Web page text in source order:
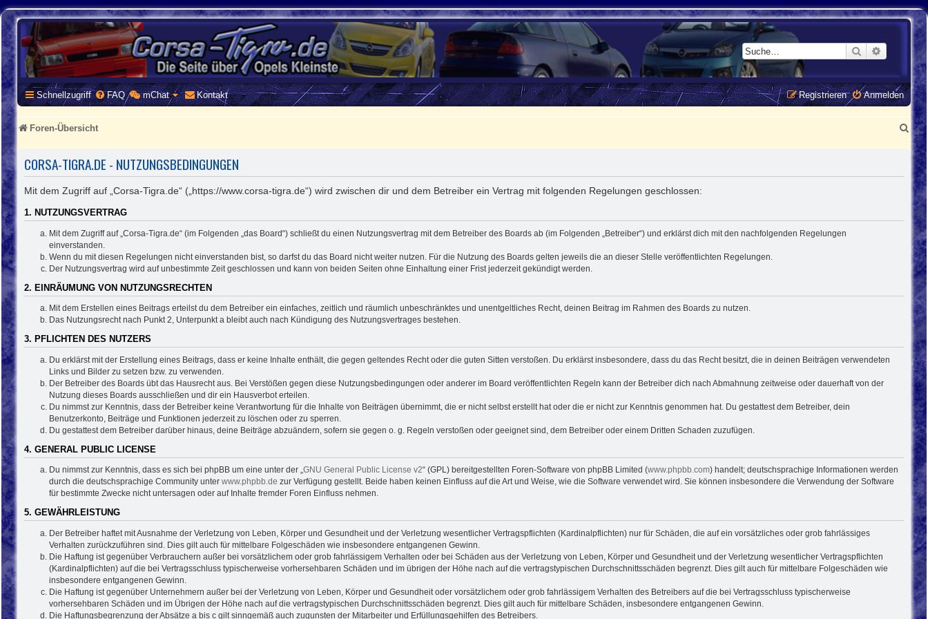
Suche
CORSA-TIGRA.DE
Homepage und Forum rund um Opel Corsa und Tigra
Schnellzugriff FAQ mChat Kontakt Anmelden
Registrieren
Foren-Übersicht
S
u
h
e
CORSA-TIGRA.DE - NUTZUNGSBEDINGUNGEN
Mit dem Zugriff auf „Corsa-Tigra.de“ („https://www.corsa-tigra.de“) wird zwischen dir und dem Betreiber ein Vertrag mit folgenden Regelungen geschlossen:
1. NUTZUNGSVERTRAG
Mit dem Zugriff auf „Corsa-Tigra.de“ (im Folgenden „das Board“) schließt du einen Nutzungsvertrag mit dem Betreiber des Boards ab (im Folgenden „Betreiber“) und erklärst dich mit den nachfolgenden Regelungen
einverstanden.
Wenn du mit diesen Regelungen nicht einverstanden bist, so darfst du das Board nicht weiter nutzen. Für die Nutzung des Boards gelten jeweils die an dieser Stelle veröffentlichten Regelungen.
Der Nutzungsvertrag wird auf unbestimmte Zeit geschlossen und kann von beiden Seiten ohne Einhaltung einer Frist jederzeit gekündigt werden.
2. EINRÄUMUNG VON NUTZUNGSRECHTEN
Mit dem Erstellen eines Beitrags erteilst du dem Betreiber ein einfaches, zeitlich und räumlich unbeschränktes und unentgeltliches Recht, deinen Beitrag im Rahmen des Boards zu nutzen.
Das Nutzungsrecht nach Punkt 2, Unterpunkt a bleibt auch nach Kündigung des Nutzungsvertrages bestehen.
3. PFLICHTEN DES NUTZERS
Du erklärst mit der Erstellung eines Beitrags, dass er keine Inhalte enthält, die gegen geltendes Recht oder die guten Sitten verstoßen. Du erklärst insbesondere, dass du das Recht besitzt, die in deinen Beiträgen verwendeten
Links und Bilder zu setzen bzw. zu verwenden.
Der Betreiber des Boards übt das Hausrecht aus. Bei Verstößen gegen diese Nutzungsbedingungen oder anderer im Board veröffentlichten Regeln kann der Betreiber dich nach Abmahnung zeitweise oder dauerhaft von der
Nutzung dieses Boards ausschließen und dir ein Hausverbot erteilen.
Du nimmst zur Kenntnis, dass der Betreiber keine Verantwortung für die Inhalte von Beiträgen übernimmt, die er nicht selbst erstellt hat oder die er nicht zur Kenntnis genommen hat. Du gestattest dem Betreiber, dein
Benutzerkonto, Beiträge und Funktionen jederzeit zu löschen oder zu sperren.
Du gestattest dem Betreiber darüber hinaus, deine Beiträge abzuändern, sofern sie gegen o. g. Regeln verstoßen oder geeignet sind, dem Betreiber oder einem Dritten Schaden zuzufügen.
4. GENERAL PUBLIC LICENSE
Du nimmst zur Kenntnis, dass es sich bei phpBB um eine unter der „GNU General Public License v2“ (GPL) bereitgestellten Foren-Software von phpBB Limited (www.phpbb.com) handelt; deutschsprachige Informationen werden
durch die deutschsprachige Community unter www.phpbb.de zur Verfügung gestellt. Beide haben keinen Einfluss auf die Art und Weise, wie die Software verwendet wird. Sie können insbesondere die Verwendung der Software
für bestimmte Zwecke nicht untersagen oder auf Inhalte fremder Foren Einfluss nehmen.
5. GEWÄHRLEISTUNG
Der Betreiber haftet mit Ausnahme der Verletzung von Leben, Körper und Gesundheit und der Verletzung wesentlicher Vertragspflichten (Kardinalpflichten) nur für Schäden, die auf ein vorsätzliches oder grob fahrlässiges
Verhalten zurückzuführen sind. Dies gilt auch für mittelbare Folgeschäden wie insbesondere entgangenen Gewinn.
Die Haftung ist gegenüber Verbrauchern außer bei vorsätzlichem oder grob fahrlässigem Verhalten oder bei Schäden aus der Verletzung von Leben, Körper und Gesundheit und der Verletzung wesentlicher Vertragspflichten
(Kardinalpflichten) auf die bei Vertragsschluss typischerweise vorhersehbaren Schäden und im übrigen der Höhe nach auf die vertragstypischen Durchschnittsschäden begrenzt. Dies gilt auch für mittelbare Folgeschäden wie
insbesondere entgangenen Gewinn.
Die Haftung ist gegenüber Unternehmern außer bei der Verletzung von Leben, Körper und Gesundheit oder vorsätzlichem oder grob fahrlässigem Verhalten des Betreibers auf die bei Vertragsschluss typischerweise
vorhersehbaren Schäden und im Übrigen der Höhe nach auf die vertragstypischen Durchschnittsschäden begrenzt. Dies gilt auch für mittelbare Schäden, insbesondere entgangenen Gewinn.
Die Haftungsbegrenzung der Absätze a bis c gilt sinngemäß auch zugunsten der Mitarbeiter und Erfüllungsgehilfen des Betreibers.